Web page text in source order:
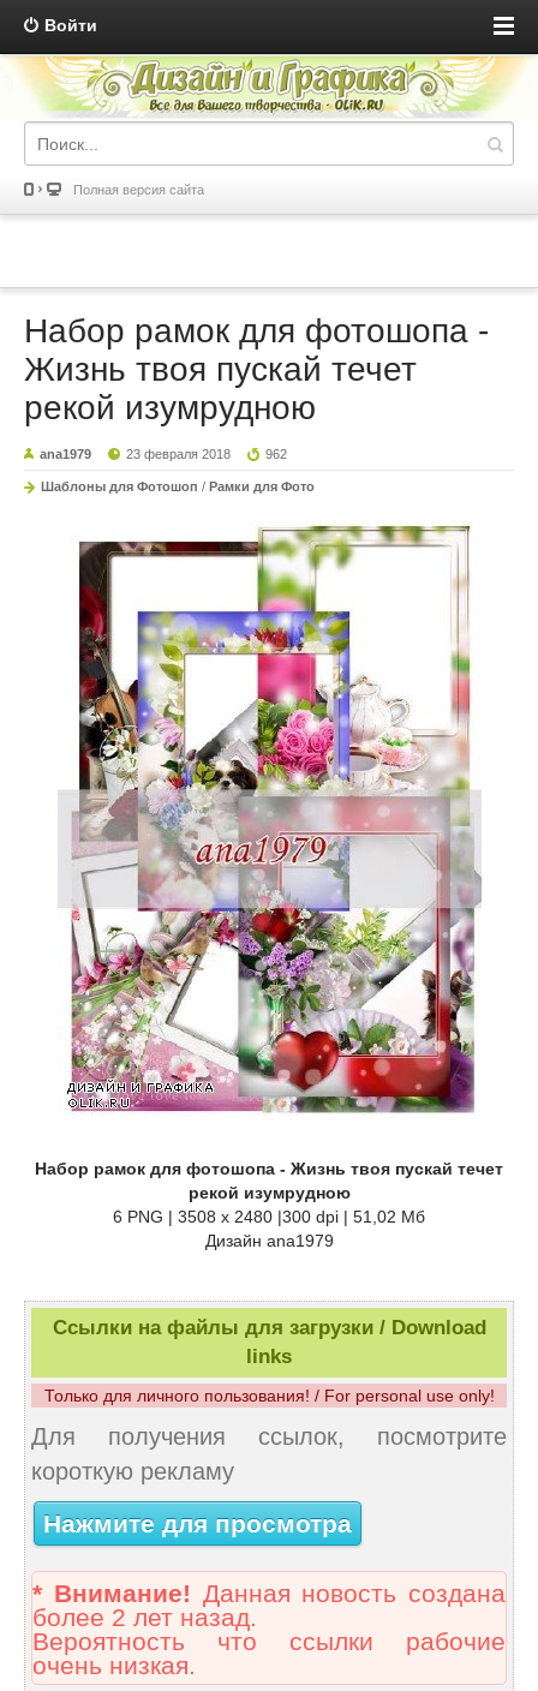
Войти
Полная версия сайта
Набор рамок для фотошопа -
Жизнь твоя пускай течет
рекой изумрудною
ana1979 23 февраля 2018 962
Шаблоны для Фотошоп / Рамки для Фото
Набор рамок для фотошопа - Жизнь твоя пускай течет
рекой изумрудною
6 PNG | 3508 x 2480 |300 dpi | 51,02 Мб
Дизайн аnа1979
Ссылки на файлы для загрузки / Download
links
Только для личного пользования! / For personal use only!
Для получения ссылок, посмотрите
короткую рекламу
Нажмите для просмотра
* Внимание! Данная новость создана
более 2 лет назад.
Вероятность что ссылки рабочие
очень низкая.